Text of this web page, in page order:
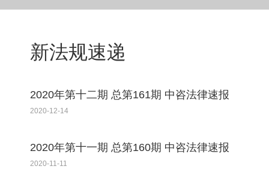
新法规速递
2020年第十二期 总第161期 中咨法律速报
2020-12-14
2020年第十一期 总第160期 中咨法律速报
2020-11-11